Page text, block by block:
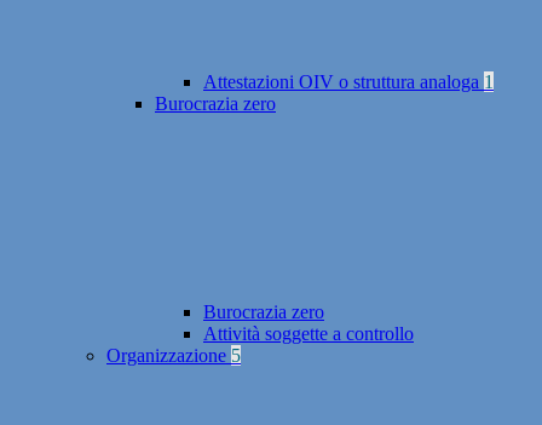
Attestazioni OIV o struttura analoga 1
Burocrazia zero
Burocrazia zero
Attività soggette a controllo
Organizzazione 5